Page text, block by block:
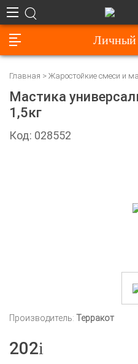
Личный
Главная Жаростойкие смеси и
Мастика
1,5кг
Код: 028552
Производитель: Терракот
202